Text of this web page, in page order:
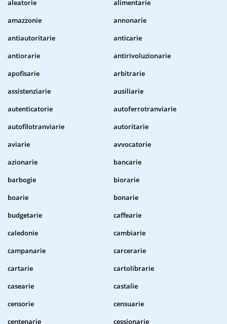
aleatorie
alimentarie
amazzonie
annonarie
antiautoritarie
anticarie
antiorarie
antirivoluzionarie
apofisarie
arbitrarie
assistenziarie
ausiliarie
autenticatorie
autoferrotranviarie
autofilotranviarie
autoritarie
aviarie
avvocatorie
azionarie
bancarie
barbogie
biorarie
boarie
bonarie
budgetarie
caffearie
caledonie
cambiarie
campanarie
carcerarie
cartarie
cartolibrarie
casearie
castalie
censorie
censuarie
centenarie
cessionarie